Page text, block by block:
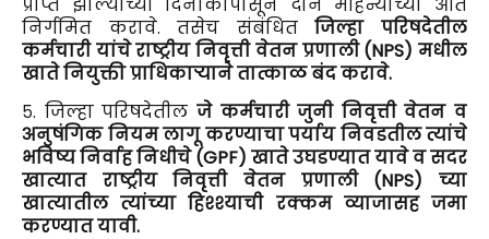
निर्गमित करावे. तसेच संबंधितजिल्हा परिषदेतील
कर्मचारी यांचे राष्ट्रीय निवृत्ती वेतन प्रणाली (NPS) मधील
खाते नियुक्ती प्राधिकाऱ्याने तात्काळ बंद करावे.
५. जिल्हा परिषदेतील जे कर्मचारी जुनी निवृत्ती वेतन व
अनुषंगिक नियम लागू करण्याचा पर्याय निवडतील त्यांचे
भविष्य निर्वाह निधीचे (GPF) खाते उघडण्यात यावे व सदर
खात्यात राष्ट्रीय निवृत्ती वेतन प्रणाली (NPS) च्या
खात्यातील त्यांच्या हिश्श्याची रक्कम व्याजासह जमा
करण्यात यावी.